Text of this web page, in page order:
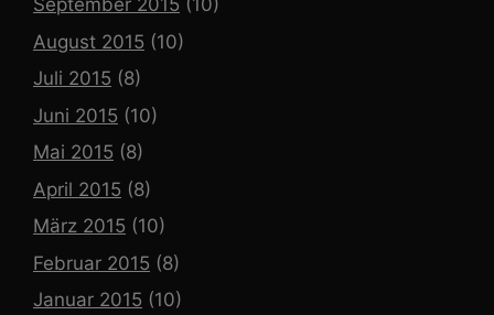
September 2015 (10)
August 2015 (10)
Juli 2015 (8)
Juni 2015 (10)
Mai 2015 (8)
April 2015 (8)
März 2015 (10)
Februar 2015 (8)
Januar 2015 (10)